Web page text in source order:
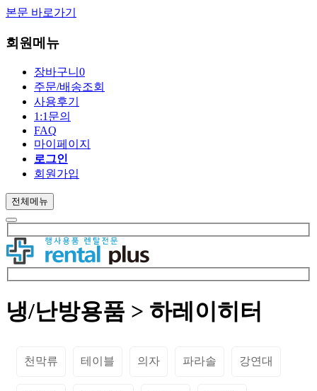
본문 바로가기
회원메뉴
장바구니 0
주문/배송조회
사용후기
1:1문의
FAQ
마이페이지
로그인
회원가입
전체메뉴
냉/난방용품 > 하레이히터
천막류 테이블 의자 파라솔 강연대